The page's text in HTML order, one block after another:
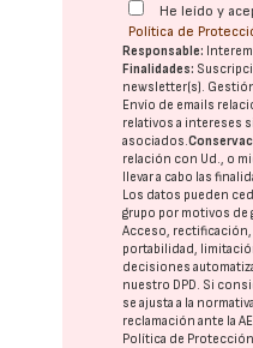
He leído y
Política de
Responsable:
Finalidades:
newsletter(s).
Envío de emails
relativos a intereses
asociados.
relación con Ud., o
llevar a cabo las
Los datos pueden
grupo por motivos
Acceso,
portabilidad,
decisiones
nuestro DPD. Si
se ajusta a la
reclamación ante la
Política de